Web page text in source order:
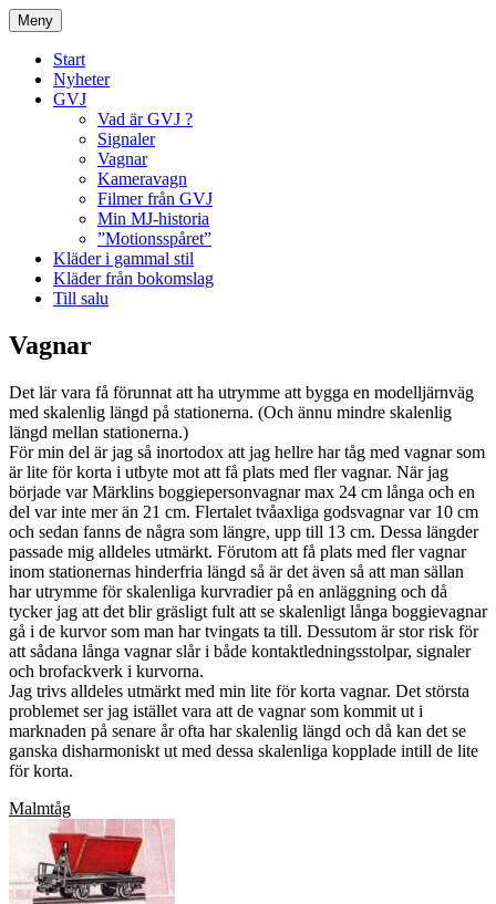
Hoppa
till
innehåll
Meny
Start
Nyheter
GVJ
Vad är GVJ ?
Signaler
Vagnar
Kameravagn
Filmer från GVJ
Min MJ-historia
”Motionsspåret”
Kläder i gammal stil
Kläder från bokomslag
Till salu
Vagnar
Det lär vara få förunnat att ha utrymme att bygga en modelljärnväg
med skalenlig längd på stationerna. (Och ännu mindre skalenlig
längd mellan stationerna.)
För min del är jag så inortodox att jag hellre har tåg med vagnar som
är lite för korta i utbyte mot att få plats med fler vagnar. När jag
började var Märklins boggiepersonvagnar max 24 cm långa och en
del var inte mer än 21 cm. Flertalet tvåaxliga godsvagnar var 10 cm
och sedan fanns de några som längre, upp till 13 cm. Dessa längder
passade mig alldeles utmärkt. Förutom att få plats med fler vagnar
inom stationernas hinderfria längd så är det även så att man sällan
har utrymme för skalenliga kurvradier på en anläggning och då
tycker jag att det blir gräsligt fult att se skalenligt långa boggievagnar
gå i de kurvor som man har tvingats ta till. Dessutom är stor risk för
att sådana långa vagnar slår i både kontaktledningsstolpar, signaler
och brofackverk i kurvorna.
Jag trivs alldeles utmärkt med min lite för korta vagnar. Det största
problemet ser jag istället vara att de vagnar som kommit ut i
marknaden på senare år ofta har skalenlig längd och då kan det se
ganska disharmoniskt ut med dessa skalenliga kopplade intill de lite
för korta.
Malmtåg